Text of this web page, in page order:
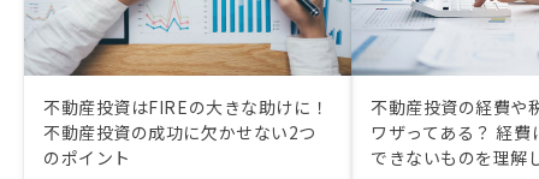
不動産投資はFIREの大きな助けに！
不動産投資の成功に欠かせない2つ
のポイント
不動産投資の経費や
ワザってある？ 経
できないものを理解